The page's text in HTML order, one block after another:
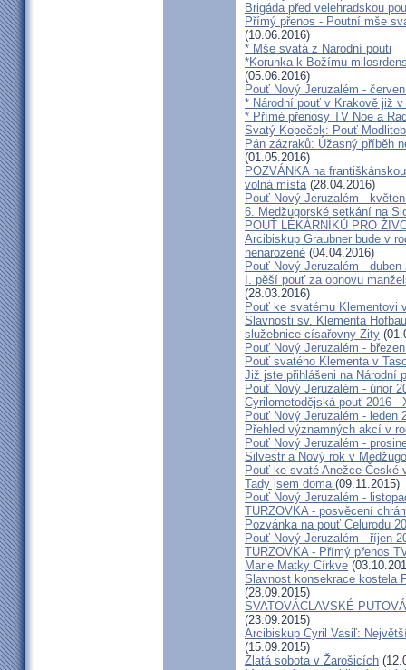
Brigáda před velehradskou
Přímý přenos - Poutní mše
(10.06.2016)
* Mše svatá z Národní pouti
*Korunka k Božímu
(05.06.2016)
Pouť Nový Jeruzalém -
* Národní pouť v Krakově již
* Přímé přenosy TV Noe a
Svatý Kopeček: Pouť
Pán zázraků: Úžasný příběh
(01.05.2016)
POZVÁNKA na
volná místa(28.04.2016)
Pouť Nový Jeruzalém -
6. Medžugorské setkání na
POUŤ LÉKÁRNÍKŮ PRO
Arcibiskup Graubner bude v
nenarozené (04.04.2016)
Pouť Nový Jeruzalém - duben
I. pěší pouť za obnovu
(28.03.2016)
Pouť ke svatému Klementovi
Slavnosti sv. Klementa
služebnice císařovny Zity
Pouť Nový Jeruzalém -
Pouť svatého Klementa v
Již jste přihlášeni na Národní
Pouť Nový Jeruzalém - únor
Cyrilometodějská pouť 2016 -
Pouť Nový Jeruzalém - leden
Přehled významných akcí v
Pouť Nový Jeruzalém -
Silvestr a Nový rok v
Pouť ke svaté Anežce České
Tady jsem doma (09.11.2015)
Pouť Nový Jeruzalém -
TURZOVKA - posvěcení
Pozvánka na pouť Celurodu
Pouť Nový Jeruzalém - říjen
TURZOVKA - Přímý přenos
Marie Matky Církve
Slavnost konsekrace kostela
(28.09.2015)
SVATOVÁCLAVSKÉ
(23.09.2015)
Arcibiskup Cyril Vasiľ:
(15.09.2015)
Zlatá sobota v Žarošicích